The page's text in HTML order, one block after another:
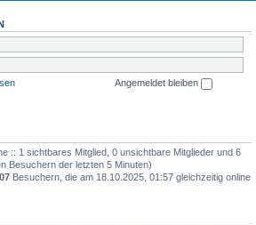
Angemeldet bleiben
:: 1 sichtbares Mitglied, 0 unsichtbare Mitglieder und 6
Besuchern der letzten 5 Minuten)
Besuchern, die am 18.10.2025, 01:57 gleichzeitig online